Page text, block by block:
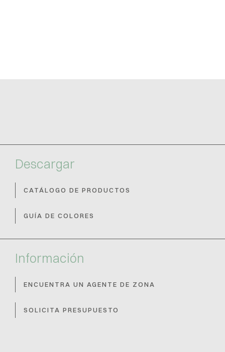
Descargar
CATÁLOGO DE PRODUCTOS
GUÍA DE COLORES
Información
ENCUENTRA UN AGENTE DE ZONA
SOLICITA PRESUPUESTO